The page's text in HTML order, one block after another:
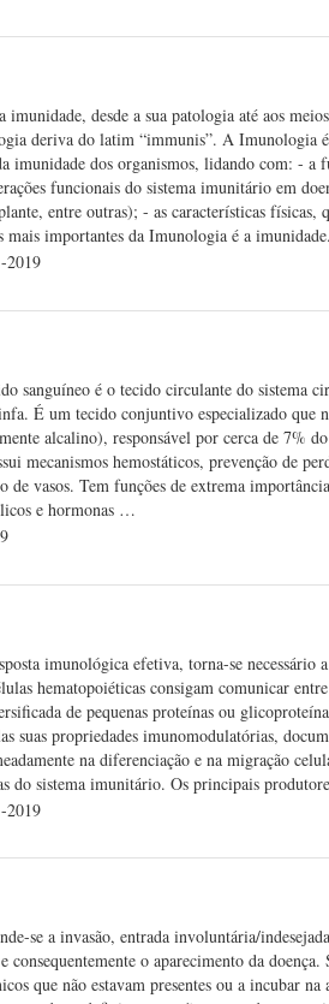
imunidade, desde a sua patologia até aos
deriva do latim “immunis”. A Imunologia
imunidade dos organismos, lidando com: -
funcionais do sistema imunitário em
entre outras); - as características físicas,
mais importantes da Imunologia é a
2019
sanguíneo é o tecido circulante do sistema
É um tecido conjuntivo especializado que
alcalino), responsável por cerca de 7%
mecanismos hemostáticos, prevenção de
vasos. Tem funções de extrema
e hormonas …
imunológica efetiva, torna-se necessário
hematopoiéticas consigam comunicar
de pequenas proteínas ou
suas propriedades imunomodulatórias,
na diferenciação e na migração
do sistema imunitário. Os principais
2019
se a invasão, entrada involuntária/
o aparecimento da doença.
que não estavam presentes ou a incubar